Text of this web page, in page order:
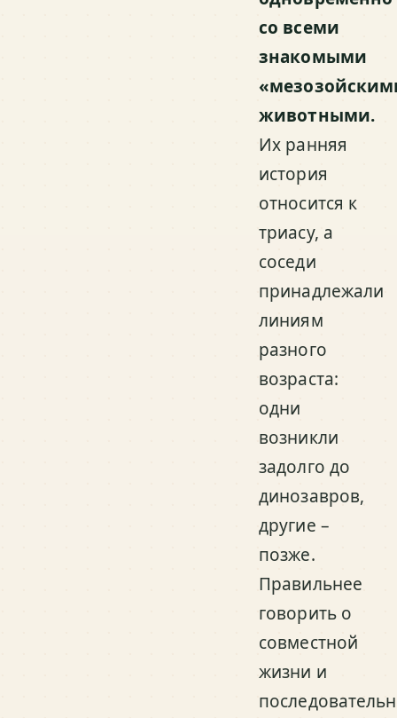
со всеми
знакомыми
животными.
Их ранняя
история
относится к
триасу, а
соседи
принадлежали
линиям
разного
возраста:
одни
возникли
задолго до
динозавров,
другие –
позже.
Правильнее
говорить о
совместной
жизни и